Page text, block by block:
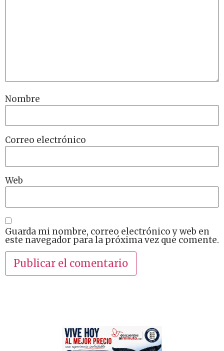
Nombre
Correo electrónico
Web
Guarda mi nombre, correo electrónico y web en
este navegador para la próxima vez que comente.